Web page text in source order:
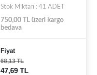
Stok Miktarı : 41 ADET
750,00 TL üzeri kargo
bedava
Fiyat
68,13 TL
47,69 TL